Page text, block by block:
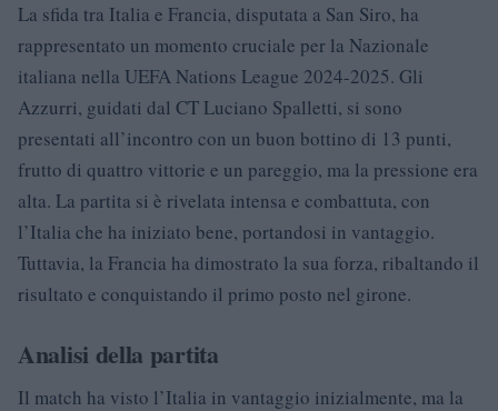
La sfida tra Italia e Francia, disputata a San Siro, ha
rappresentato un momento cruciale per la Nazionale
italiana nella UEFA Nations League 2024-2025. Gli
Azzurri, guidati dal CT Luciano Spalletti, si sono
presentati all’incontro con un buon bottino di 13 punti,
frutto di quattro vittorie e un pareggio, ma la pressione era
alta. La partita si è rivelata intensa e combattuta, con
l’Italia che ha iniziato bene, portandosi in vantaggio.
Tuttavia, la Francia ha dimostrato la sua forza, ribaltando il
risultato e conquistando il primo posto nel girone.
Analisi della partita
Il match ha visto l’Italia in vantaggio inizialmente, ma la